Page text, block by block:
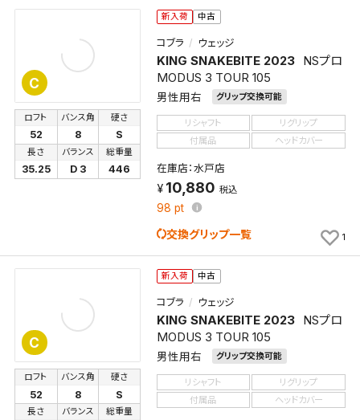
C
新入荷 中古
コブラ ウェッジ
KING SNAKEBITE 2023
NSプロ
MODUS 3 TOUR 105
男性用右 グリップ交換可能
ロフト
52
バンス角
8
硬さ
S
長さ
35.25
バランス
D 3
総重量
446
リシャフト
リグリップ
付属品
ヘッドカバー
在庫店：水戸店
10,880 税込
98 pt
交換グリップ一覧 1
C
新入荷 中古
コブラ ウェッジ
KING SNAKEBITE 2023
NSプロ
MODUS 3 TOUR 105
男性用右 グリップ交換可能
ロフト
52
バンス角
8
硬さ
S
長さ バランス 総重量
リシャフト
リグリップ
付属品
ヘッドカバー
検索条件を保存
この検索条件をマイページ内「保存検索条件一覧」に
よく探す商品を、毎回条件指定することなく簡単に開
検索条件
検索条件を保存